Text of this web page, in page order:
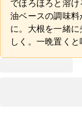
でほろほろと溶
油ベースの調味料
に。大根を一緒
しく。一晩置く